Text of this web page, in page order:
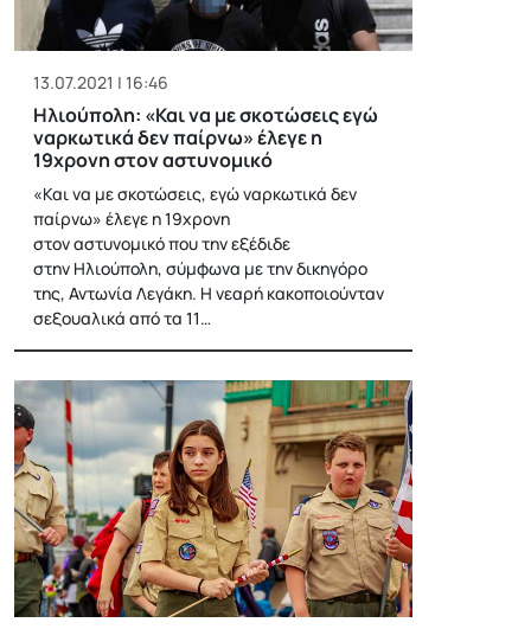
13.07.2021 | 16:46
Ηλιούπολη: «Και να με σκοτώσεις εγώ
ναρκωτικά δεν παίρνω» έλεγε η
19χρονη στον αστυνομικό
«Και να με σκοτώσεις, εγώ ναρκωτικά δεν
παίρνω» έλεγε η 19χρονη
στον αστυνομικό που την εξέδιδε
στην Ηλιούπολη, σύμφωνα με την δικηγόρο
της, Αντωνία Λεγάκη. Η νεαρή κακοποιούνταν
σεξουαλικά από τα 11…